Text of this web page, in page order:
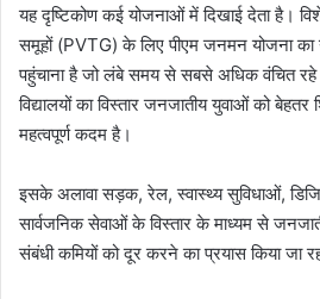
यह दृष्टिकोण कई योजनाओं में दिखाई देता है।
समूहों (PVTG) के लिए पीएम जनमन योजना का
पहुंचाना है जो लंबे समय से सबसे अधिक वंचित
विद्यालयों का विस्तार जनजातीय युवाओं को बेहतर
महत्वपूर्ण कदम है।
इसके अलावा सड़क, रेल, स्वास्थ्य सुविधाओं,
सार्वजनिक सेवाओं के विस्तार के माध्यम से
संबंधी कमियों को दूर करने का प्रयास किया जा